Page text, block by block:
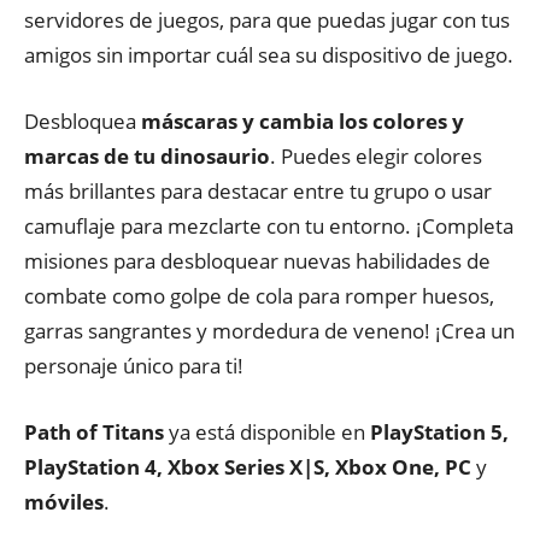
servidores de juegos, para que puedas jugar con tus
amigos sin importar cuál sea su dispositivo de juego.
Desbloquea máscaras y cambia los colores y
marcas de tu dinosaurio. Puedes elegir colores
más brillantes para destacar entre tu grupo o usar
camuflaje para mezclarte con tu entorno. ¡Completa
misiones para desbloquear nuevas habilidades de
combate como golpe de cola para romper huesos,
garras sangrantes y mordedura de veneno! ¡Crea un
personaje único para ti!
Path of Titansya está disponible en PlayStation 5,
PlayStation 4, Xbox Series X|S, Xbox One, PC y
móviles.